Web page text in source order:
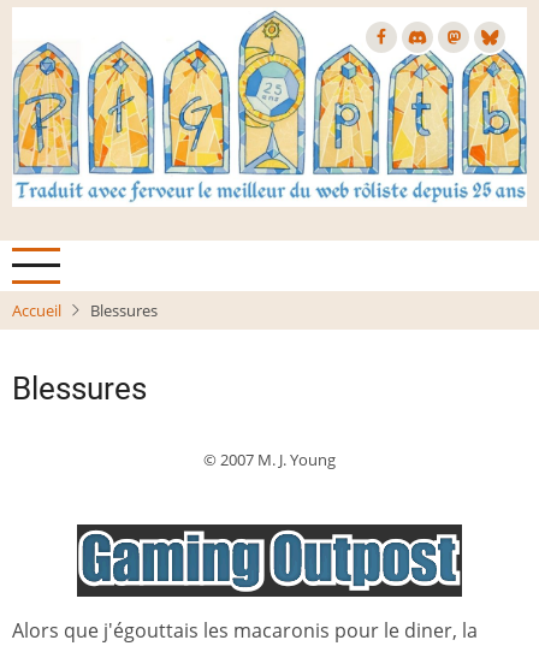
Aller
contenu
principal
Accueil Blessures
Blessures
© 2007 M. J. Young
Alors que j'égouttais les macaronis pour le diner, la